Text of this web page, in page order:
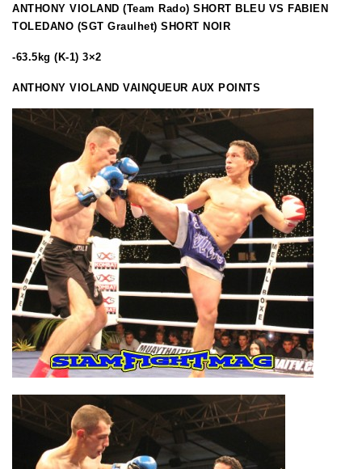
ANTHONY VIOLAND (Team Rado) SHORT BLEU VS FABIEN
TOLEDANO (SGT Graulhet) SHORT NOIR
-63.5kg (K-1) 3×2
ANTHONY VIOLAND VAINQUEUR AUX POINTS